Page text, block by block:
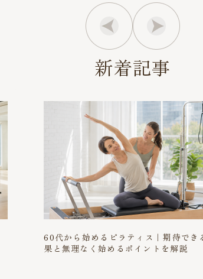
新着記事
60代から始めるピラティス｜期待でき
果と無理なく始めるポイントを解説